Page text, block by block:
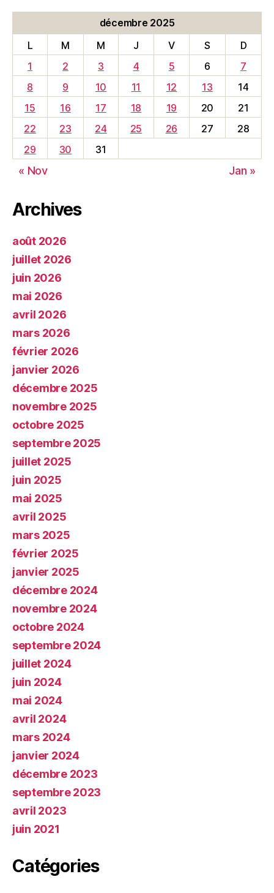
décembre 2025
L
M M J V S
D
1
2 3 4 5 6
7
8
9 10 11 12 13
14
15
16 17 18 19 20
21
22
23 24 25 26 27
28
29
30 31
« Nov Jan »
Archives
août 2026
juillet 2026
juin 2026
mai 2026
avril 2026
mars 2026
février 2026
janvier 2026
décembre 2025
novembre 2025
octobre 2025
septembre 2025
juillet 2025
juin 2025
mai 2025
avril 2025
mars 2025
février 2025
janvier 2025
décembre 2024
novembre 2024
octobre 2024
septembre 2024
juillet 2024
juin 2024
mai 2024
avril 2024
mars 2024
janvier 2024
décembre 2023
septembre 2023
avril 2023
juin 2021
Catégories